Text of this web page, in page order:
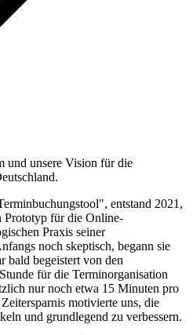
und unsere Vision für die
entstand 2021,
Prototyp für die Online-
Praxis seiner
noch skeptisch, begann sie
bald begeistert von den
für die Terminorganisation
nur noch etwa 15 Minuten pro
motivierte uns, die
und grundlegend zu verbessern.